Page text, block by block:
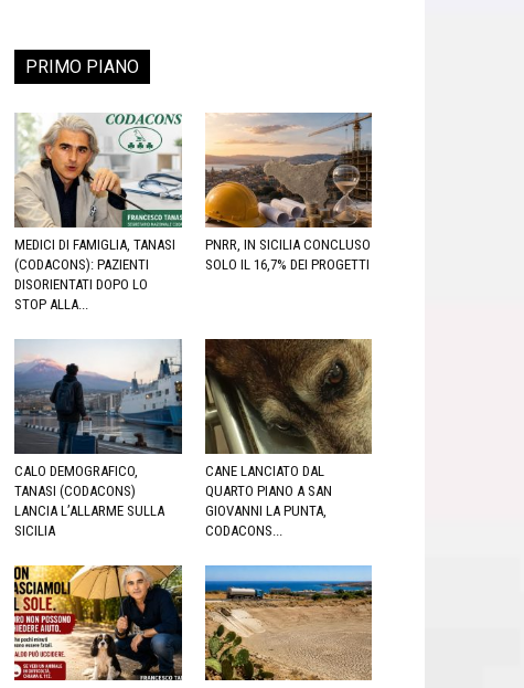
PRIMO PIANO
MEDICI DI FAMIGLIA, TANASI
(CODACONS): PAZIENTI
DISORIENTATI DOPO LO
STOP ALLA...
PNRR, IN SICILIA CONCLUSO
SOLO IL 16,7% DEI PROGETTI
CALO DEMOGRAFICO,
TANASI (CODACONS)
LANCIA L’ALLARME SULLA
SICILIA
CANE LANCIATO DAL
QUARTO PIANO A SAN
GIOVANNI LA PUNTA,
CODACONS...